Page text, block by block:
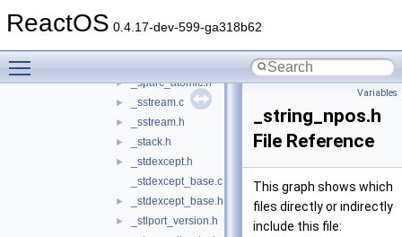
ReactOS 0.4.17-dev-599-ga318b62
► _slist.h
► _sparc_atomic.h
► _sstream.c
► _sstream.h
► _stack.h
►
_stdexcept.h
_stdexcept_base.c
► _stdexcept_base.h
► _stlport_version.h
Variables
_string_npos.h
File Reference
This graph shows which
files directly or indirectly
include this file: